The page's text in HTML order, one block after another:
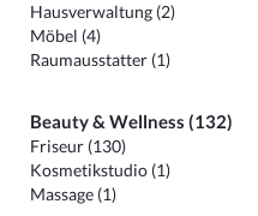
Hausverwaltung (2)
Möbel (4)
Raumausstatter (1)
Beauty & Wellness (132)
Friseur (130)
Kosmetikstudio (1)
Massage (1)